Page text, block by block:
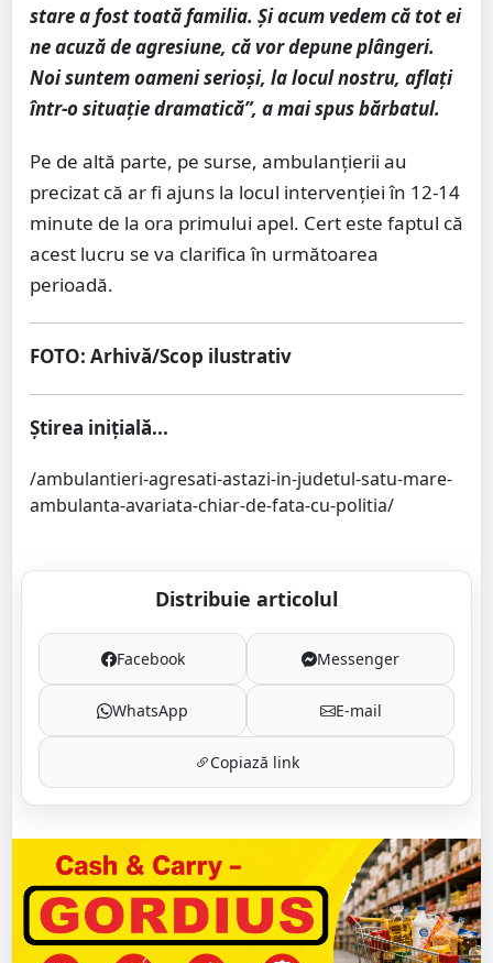
stare a fost toată familia. Și acum vedem că tot ei
ne acuză de agresiune, că vor depune plângeri.
Noi suntem oameni serioși, la locul nostru, aflați
într-o situație dramatică”, a mai spus bărbatul.
Pe de altă parte, pe surse, ambulanțierii au
precizat că ar fi ajuns la locul intervenției în 12-14
minute de la ora primului apel. Cert este faptul că
acest lucru se va clarifica în următoarea
perioadă.
FOTO: Arhivă/Scop ilustrativ
Știrea inițială...
/ambulantieri-agresati-astazi-in-judetul-satu-mare-
ambulanta-avariata-chiar-de-fata-cu-politia/
Distribuie articolul
Facebook Messenger
WhatsApp E-mail
Copiază link